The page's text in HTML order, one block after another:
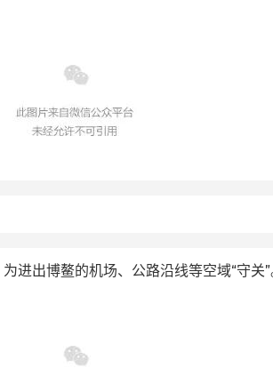
进出博鳌的机场、公路沿线等空域“守关